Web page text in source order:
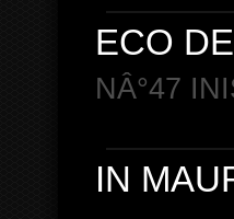
ECO
NÂ°47
IN